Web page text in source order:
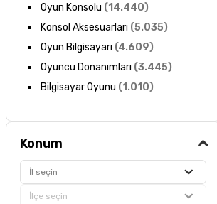
Oyun Konsolu (14.440)
Konsol Aksesuarları (5.035)
Oyun Bilgisayarı (4.609)
Oyuncu Donanımları (3.445)
Bilgisayar Oyunu (1.010)
Konum
İl seçin
İlçe seçin